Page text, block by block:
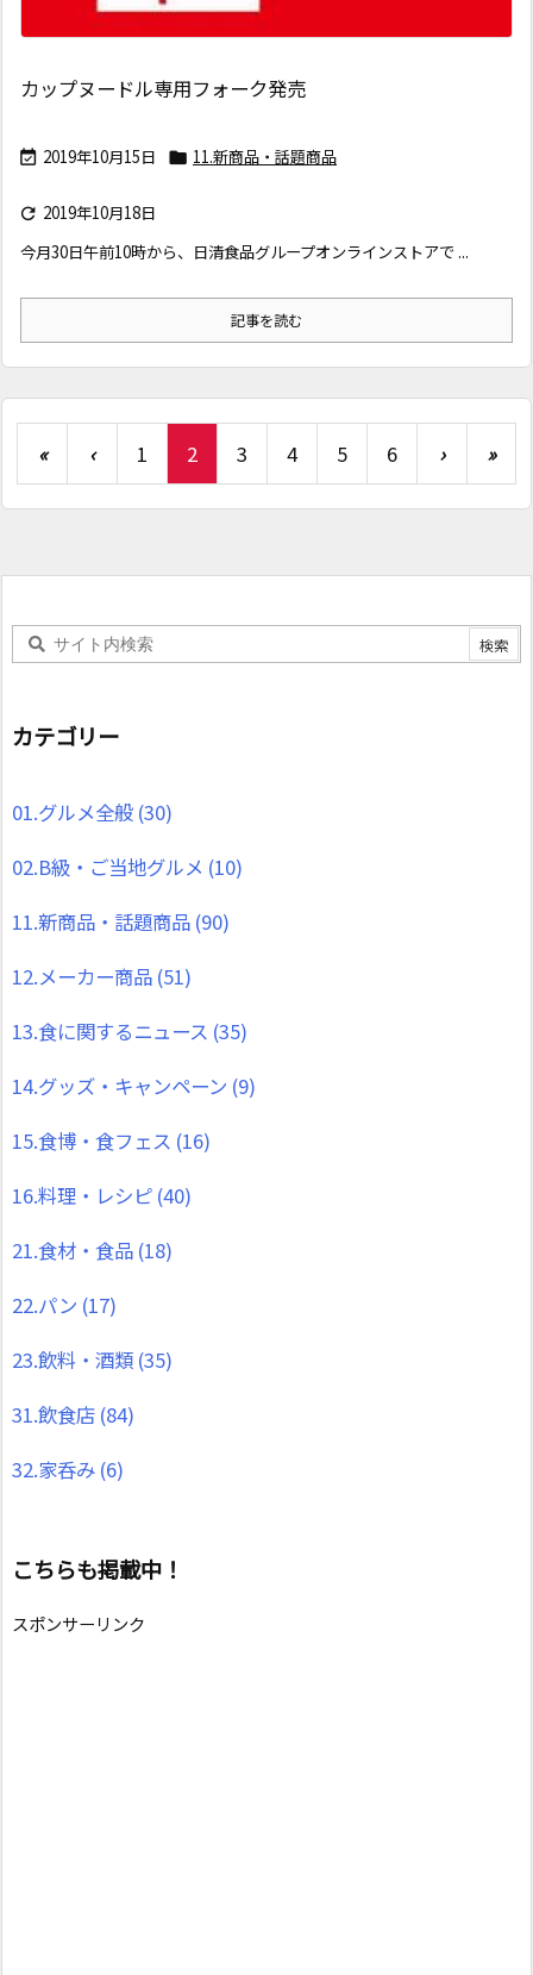
カップヌードル専用フォーク発売
 2019年10月15日  11.新商品・話題商品
 2019年10月18日
今月30日午前10時から、日清食品グループオンラインストアで ...
記事を読む
« ‹ 1 2 3 4 5 6 › »
カテゴリー
01.グルメ全般 (30)
02.B級・ご当地グルメ (10)
11.新商品・話題商品 (90)
12.メーカー商品 (51)
13.食に関するニュース (35)
14.グッズ・キャンペーン (9)
15.食博・食フェス (16)
16.料理・レシピ (40)
21.食材・食品 (18)
22.パン (17)
23.飲料・酒類 (35)
31.飲食店 (84)
32.家呑み (6)
こちらも掲載中！
スポンサーリンク